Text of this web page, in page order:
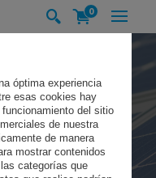
óptima experiencia
esas cookies hay
del sitio
de nuestra
de manera
mostrar contenidos
categorías que
0